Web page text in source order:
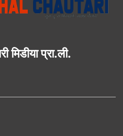
मिडीया प्रा.ली.